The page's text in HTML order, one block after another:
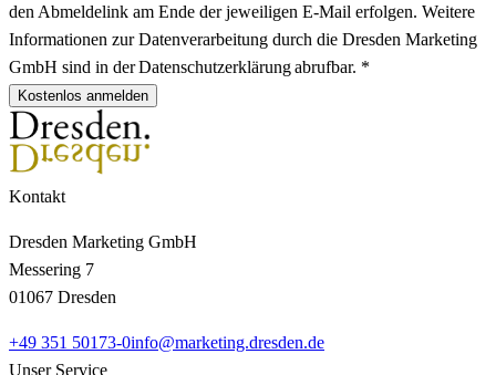
den Abmeldelink am Ende der jeweiligen E-Mail erfolgen. Weitere
Informationen zur Datenverarbeitung durch die Dresden Marketing
GmbH sind in der Datenschutzerklärung abrufbar. *
Kostenlos anmelden
Kontakt
Dresden Marketing GmbH
Messering 7
01067 Dresden
+49 351 50173-0info@marketing.dresden.de
Unser Service